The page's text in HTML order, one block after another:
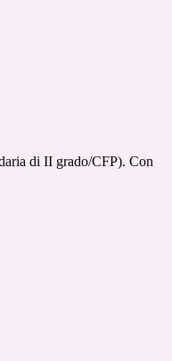
di II grado/CFP). Con